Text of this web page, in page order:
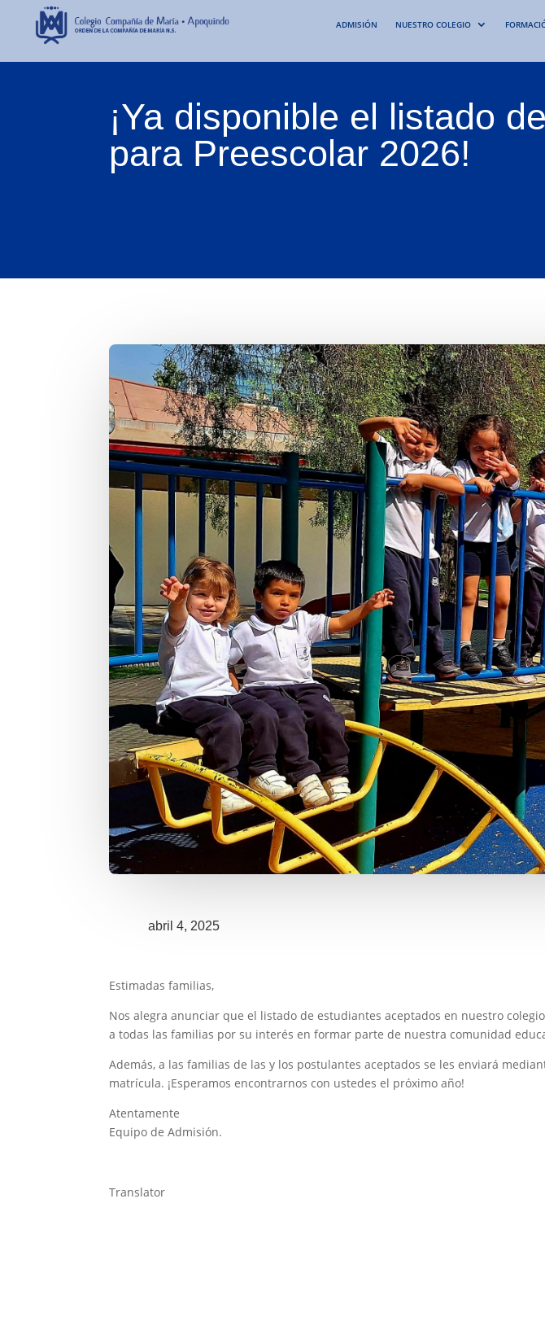
ADMISIÓN NUESTRO COLEGIO
¡Ya disponible el listado
para Preescolar 2026!
abril 4, 2025
Estimadas familias,
Nos alegra anunciar que el listado de estudiantes aceptados en nuestro
a todas las familias por su interés en formar parte de nuestra comunidad
Además, a las familias de las y los postulantes aceptados se les enviará
matrícula. ¡Esperamos encontrarnos con ustedes el próximo año!
Atentamente
Equipo de Admisión.
Translator